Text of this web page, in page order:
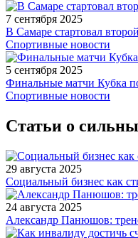
7 сентября 2025
В Самаре стартовал
Спортивные новости
5 сентября 2025
Финальные матчи Кубка
Спортивные новости
Статьи о
29 августа 2025
Социальный бизнес как
24 августа 2025
Александр Панюшов: